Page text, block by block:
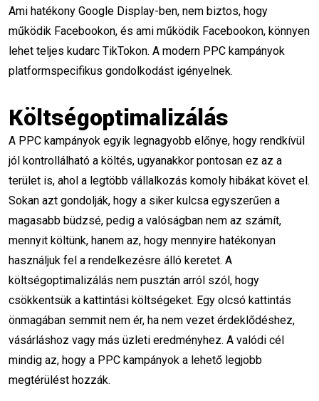
digitális marketing
online marketing tanfolyam
SWOT-analízis Buyer Persona
UX kutatás marketing oktatás
hirdetés optimalizálás konverzió növelés
remarketing retargeting PPC
PPC kampány Facebook hirdetés
Instagram hirdetés konverzióoptimalizálás
online hirdetés remarketing pixel
adat és analitika weboldal sebesség
teljesítményoptimalizálás
Ami hatékony Google Display-ben, nem biztos, hogy
működik Facebookon, és ami működik Facebookon, könnyen
lehet teljes kudarc TikTokon. A modern PPC kampányok
platformspecifikus gondolkodást igényelnek.
Költségoptimalizálás
A PPC kampányok egyik legnagyobb előnye, hogy rendkívül
jól kontrollálható a költés, ugyanakkor pontosan ez az a
terület is, ahol a legtöbb vállalkozás komoly hibákat követ el.
Sokan azt gondolják, hogy a siker kulcsa egyszerűen a
magasabb büdzsé, pedig a valóságban nem az számít,
mennyit költünk, hanem az, hogy mennyire hatékonyan
használjuk fel a rendelkezésre álló keretet. A
költségoptimalizálás nem pusztán arról szól, hogy
csökkentsük a kattintási költségeket. Egy olcsó kattintás
önmagában semmit nem ér, ha nem vezet érdeklődéshez,
vásárláshoz vagy más üzleti eredményhez. A valódi cél
mindig az, hogy a PPC kampányok a lehető legjobb
megtérülést hozzák.